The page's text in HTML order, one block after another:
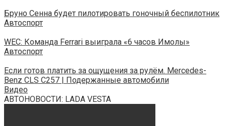
Бруно Сенна будет пилотировать гоночный беспилотник
Автоспорт
WEC: Команда Ferrari выиграла «6 часов Имолы»
Автоспорт
Если готов платить за ощущения за рулём. Mercedes-
Benz CLS C257 | Подержанные автомобили
Видео
АВТОНОВОСТИ: LADA VESTA